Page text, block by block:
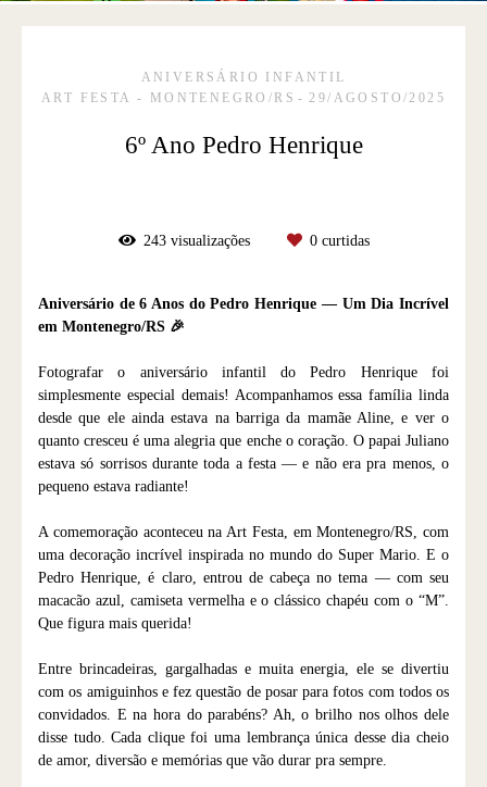
ANIVERSÁRIO INFANTIL
ART FESTA - MONTENEGRO/RS
29/AGOSTO/2025
6º Ano Pedro Henrique
243visualizações 0curtidas
Aniversário de 6 Anos do Pedro Henrique — Um Dia Incrível
em Montenegro/RS 🎉
Fotografar o aniversário infantil do Pedro Henrique foi
simplesmente especial demais! Acompanhamos essa família linda
desde que ele ainda estava na barriga da mamãe Aline, e ver o
quanto cresceu é uma alegria que enche o coração. O papai Juliano
estava só sorrisos durante toda a festa — e não era pra menos, o
pequeno estava radiante!
A comemoração aconteceu na Art Festa, em Montenegro/RS, com
uma decoração incrível inspirada no mundo do Super Mario. E o
Pedro Henrique, é claro, entrou de cabeça no tema — com seu
macacão azul, camiseta vermelha e o clássico chapéu com o “M”.
Que figura mais querida!
Entre brincadeiras, gargalhadas e muita energia, ele se divertiu
com os amiguinhos e fez questão de posar para fotos com todos os
convidados. E na hora do parabéns? Ah, o brilho nos olhos dele
disse tudo. Cada clique foi uma lembrança única desse dia cheio
de amor, diversão e memórias que vão durar pra sempre.